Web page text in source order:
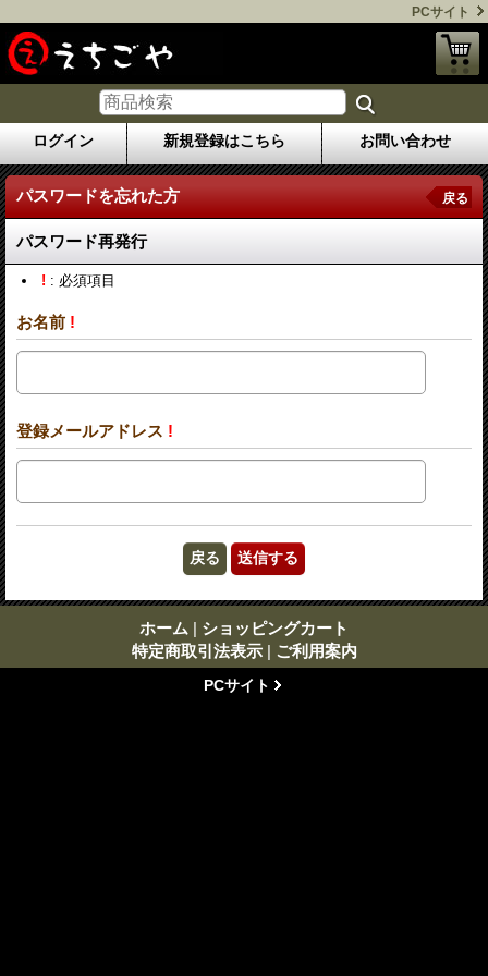
PCサイト
ログイン 新規登録はこちら お問い合わせ
パスワードを忘れた方 戻る
パスワード再発行
! : 必須項目
お名前 !
登録メールアドレス !
ホーム | ショッピングカート
特定商取引法表示 | ご利用案内
PCサイト